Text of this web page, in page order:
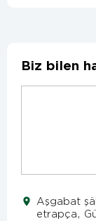
Biz bilen
Aşgabat
etrapça,